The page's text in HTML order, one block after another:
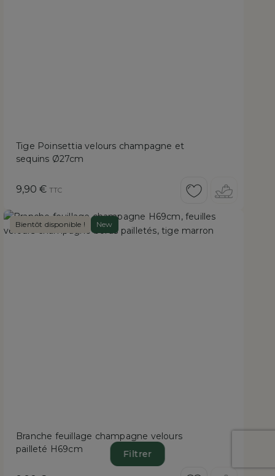
Filtrer
Tige Poinsettia velours champagne et
sequins Ø27cm
Prix
9,90 € TTC
Bientôt disponible ! New
Branche feuillage champagne velours
pailleté H69cm